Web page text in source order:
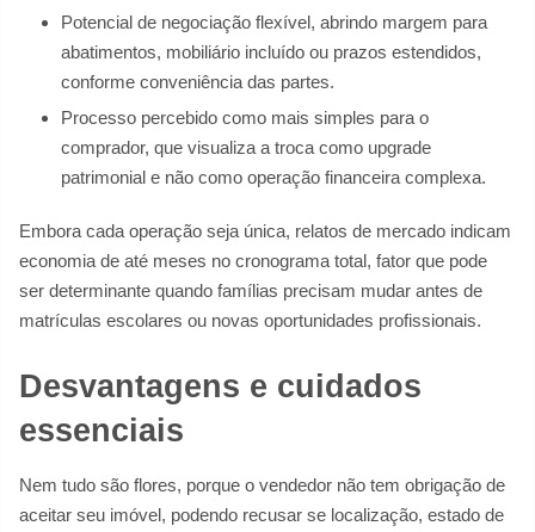
Potencial de negociação flexível, abrindo margem para
abatimentos, mobiliário incluído ou prazos estendidos,
conforme conveniência das partes.
Processo percebido como mais simples para o
comprador, que visualiza a troca como upgrade
patrimonial e não como operação financeira complexa.
Embora cada operação seja única, relatos de mercado indicam
economia de até meses no cronograma total, fator que pode
ser determinante quando famílias precisam mudar antes de
matrículas escolares ou novas oportunidades profissionais.
Desvantagens e cuidados
essenciais
Nem tudo são flores, porque o vendedor não tem obrigação de
aceitar seu imóvel, podendo recusar se localização, estado de